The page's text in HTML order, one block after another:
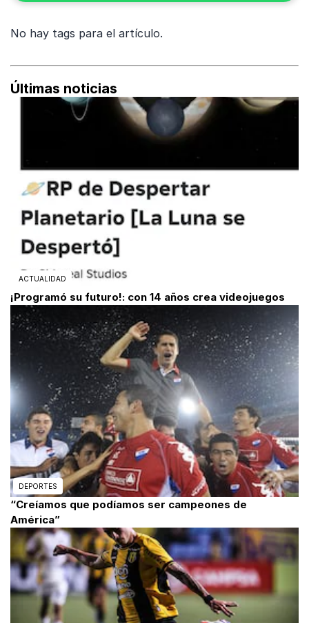
No hay tags para el artículo.
Últimas noticias
ACTUALIDAD
¡Programó su futuro!: con 14 años crea videojuegos
DEPORTES
“Creíamos que podíamos ser campeones de
América”